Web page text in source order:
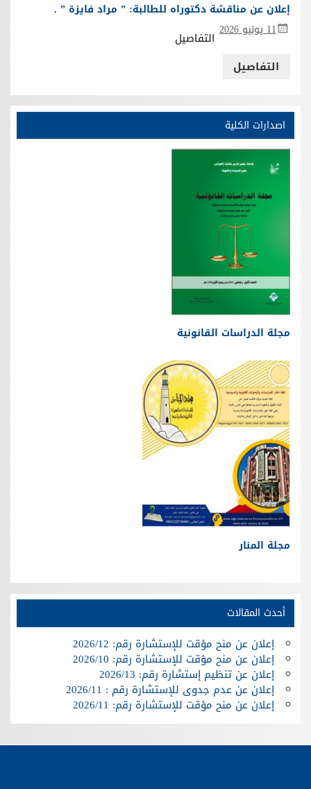
إعلان عن مناقشة دكتوراه للطالبة: ” مراد فايزة ” .
11 يونيو 2026
التفاصيل
التفاصيل
اصدارات الكلية
مجلة الدراسات القانونية
مجلة المنار
أحدث المقالات
إعلان عن منح مؤقت للإستشارة رقم: 2026/12
إعلان عن منح مؤقت للإستشارة رقم: 2026/10
إعلان عن تنظيم إستشارة رقم: 2026/13
إعلان عن عدم جدوى للإستشارة رقم : 2026/11
إعلان عن منح مؤقت للإستشارة رقم: 2026/11